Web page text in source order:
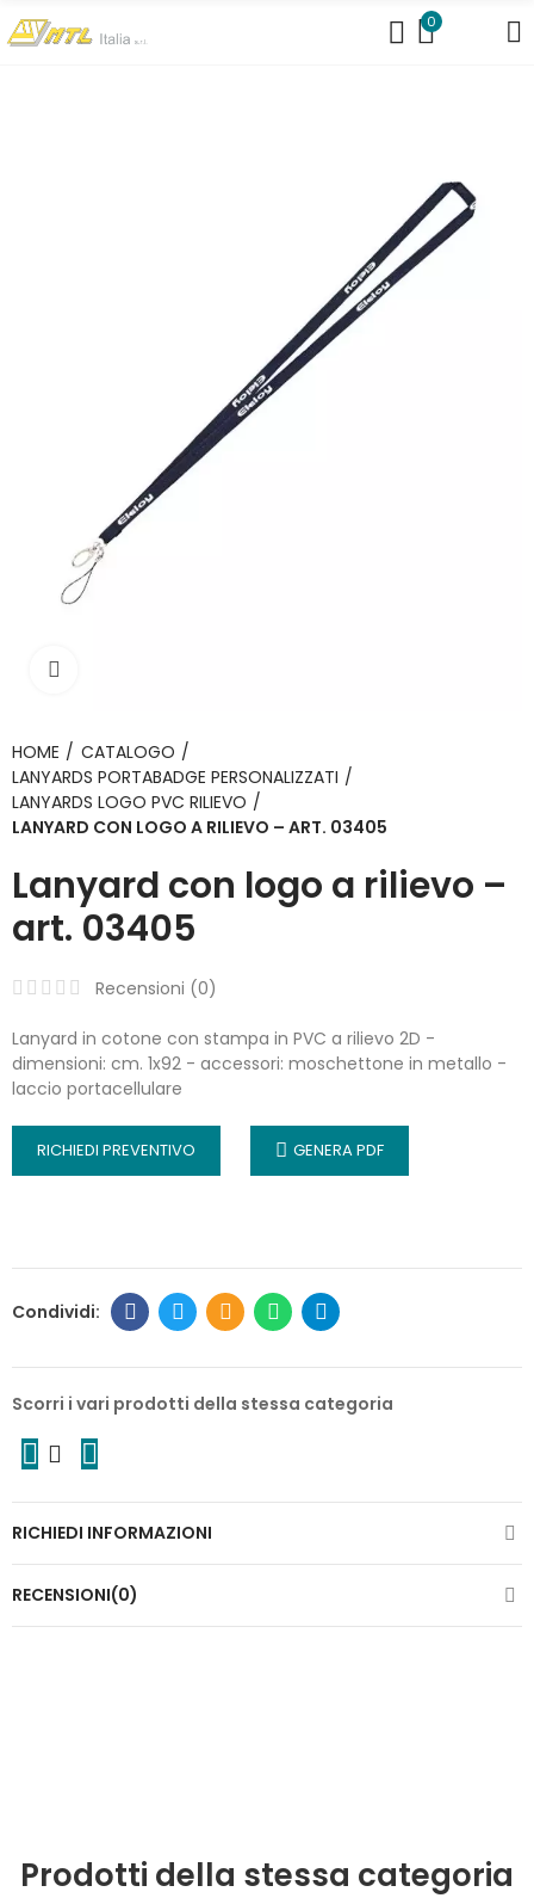
0
HOME
CATALOGO
LANYARDS PORTABADGE PERSONALIZZATI
LANYARDS LOGO PVC RILIEVO
LANYARD CON LOGO A RILIEVO – ART. 03405
Lanyard con logo a rilievo –
art. 03405
Recensioni (0)
Lanyard in cotone con stampa in PVC a rilievo 2D -
dimensioni: cm. 1x92 - accessori: moschettone in metallo -
laccio portacellulare
RICHIEDI PREVENTIVO GENERA PDF
Scorri i vari prodotti della stessa categoria
RICHIEDI INFORMAZIONI
RECENSIONI(0)
Prodotti della stessa categoria
https://www.mtlit.it/bustine-portanomi/
https://www.mtlit.it/collarini-
portabadge/